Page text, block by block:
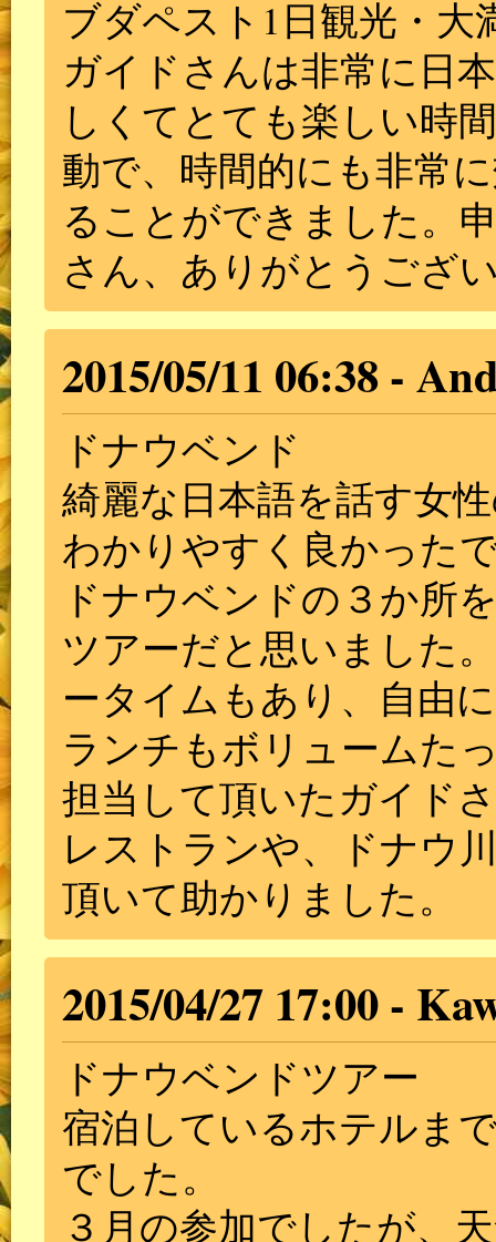
ブダペスト1日観光・大
ガイドさんは非常に日
しくてとても楽しい時
動で、時間的にも非常
ることができました。
さん、ありがとうござ
2015/05/11 06:38
ドナウベンド
綺麗な日本語を話す女
わかりやすく良かった
ドナウベンドの３か所
ツアーだと思いました
ータイムもあり、自由
ランチもボリュームた
担当して頂いたガイド
レストランや、ドナウ
頂いて助かりました。
2015/04/27 17:00
ドナウベンドツアー
宿泊しているホテルま
でした。
３月の参加でしたが、